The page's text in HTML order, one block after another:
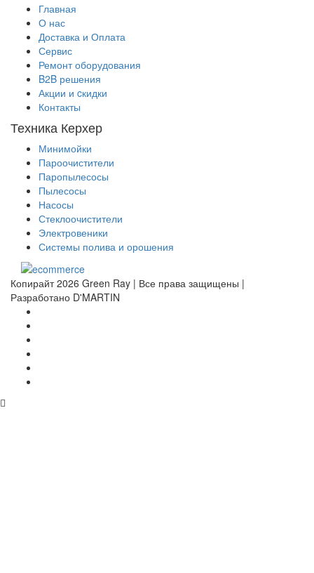
Главная
О нас
Доставка и Оплата
Сервис
Ремонт оборудования
B2B решения
Акции и cкидки
Контакты
Техника Керхер
Минимойки
Пароочистители
Паропылесосы
Пылесосы
Насосы
Стеклоочистители
Электровеники
Системы полива и орошения
Копирайт 2026 Green Ray | Все права защищены |
Разработано D'MARTIN